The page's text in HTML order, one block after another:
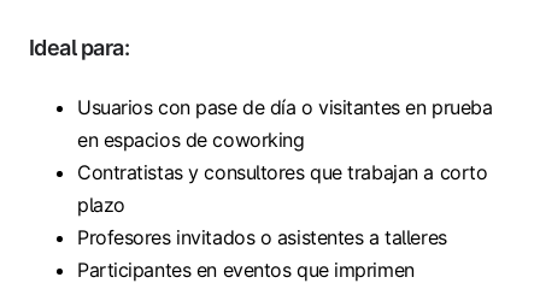
Ideal para:
Usuarios con pase de día o visitantes en prueba
en espacios de coworking
Contratistas y consultores que trabajan a corto
plazo
Profesores invitados o asistentes a talleres
Participantes en eventos que imprimen